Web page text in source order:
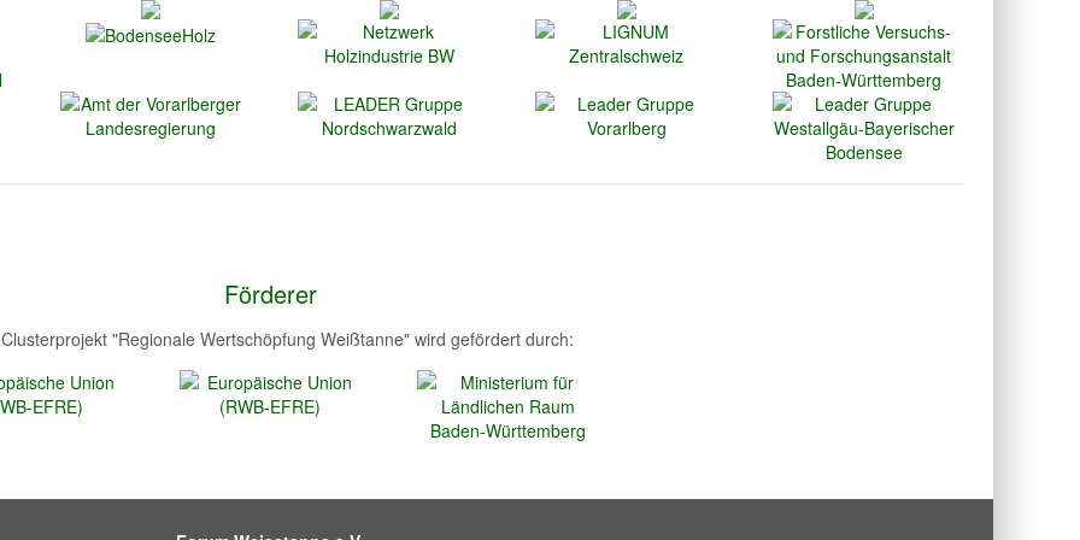
Förderer
"Regionale Wertschöpfung Weißtanne" wird gefördert durch: